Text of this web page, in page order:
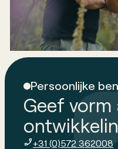
betrokkenheid een
verder en laat je
Persoonlijke
Geef vorm
+31 (0)572 362008